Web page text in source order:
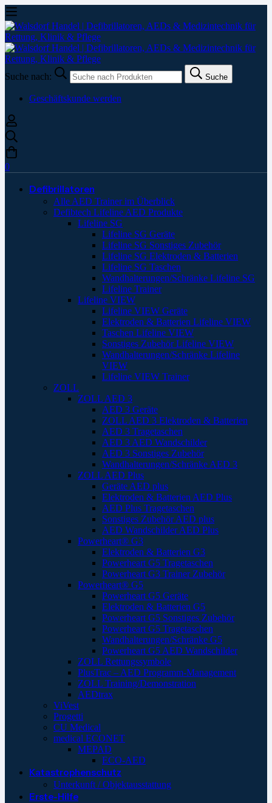
Suche nach: Suche
Geschäftskunde werden
0
Defibrillatoren
Alle AED Trainer im Überblick
Defibtech Lifeline AED Produkte
Lifeline SG
Lifeline SG Geräte
Lifeline SG Sonstiges Zubehör
Lifeline SG Elektroden & Batterien
Lifeline SG Taschen
Wandhalterungen/Schränke Lifeline SG
Lifeline Trainer
Lifeline VIEW
Lifeline VIEW Geräte
Elektroden & Batterien Lifeline VIEW
Taschen Lifeline VIEW
Sonstiges Zubehör Lifeline VIEW
Wandhalterungen/Schränke Lifeline
VIEW
Lifeline VIEW Trainer
ZOLL
ZOLL AED 3
AED 3 Geräte
ZOLL AED 3 Elektroden & Batterien
AED 3 Tragetaschen
AED 3 AED Wandschilder
AED 3 Sonstiges Zubehör
Wandhalterungen/Schränke AED 3
ZOLL AED Plus
Geräte AED plus
Elektroden & Batterien AED Plus
AED Plus Tragetaschen
Sonstiges Zubehör AED plus
AED Wandschilder AED Plus
Powerheart® G3
Elektroden & Batterien G3
Powerheart G5 Tragetaschen
Powerheart G3 Trainer Zubehör
Powerheart® G5
Powerheart G5 Geräte
Elektroden & Batterien G5
Powerheart G5 Sonstiges Zubehör
Powerheart G5 Tragetaschen
Wandhalterungen/Schränke G5
Powerheart G5 AED Wandschilder
ZOLL Rettungssymbole
PlusTrac – AED Programm-Management
ZOLL Training/Demonstration
AEDtrax
ViVest
Progetti
CU Medical
medical ECONET
MEPAD
ECO-AED
Katastrophenschutz
Unterkunft / Objektausstattung
Erste-Hilfe